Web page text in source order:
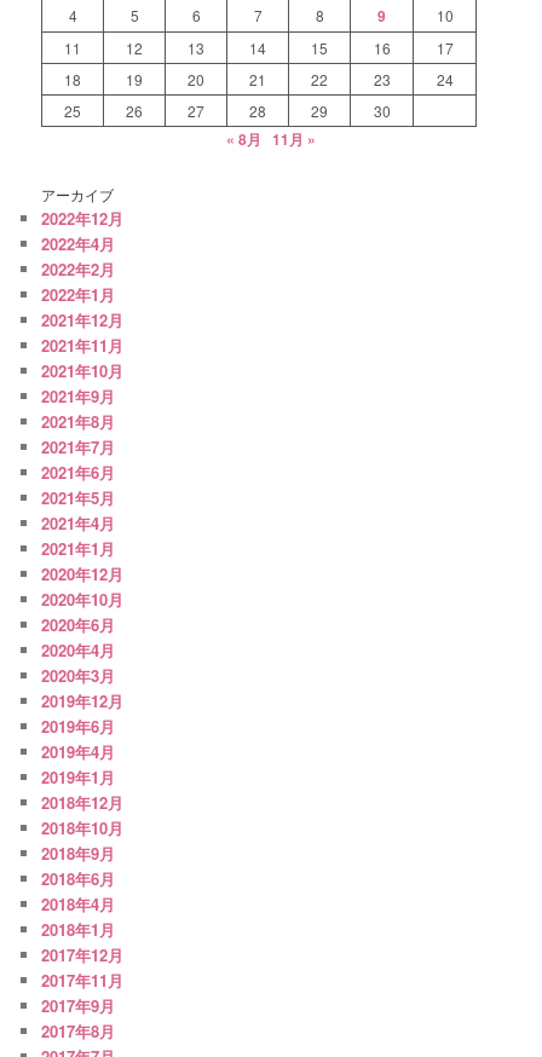
4 5 6 7 8 9
10
11
12 13 14 15 16
17
18
19 20 21 22 23
24
25
26 27 28 29 30
« 8月 11月 »
アーカイブ
2022年12月
2022年4月
2022年2月
2022年1月
2021年12月
2021年11月
2021年10月
2021年9月
2021年8月
2021年7月
2021年6月
2021年5月
2021年4月
2021年1月
2020年12月
2020年10月
2020年6月
2020年4月
2020年3月
2019年12月
2019年6月
2019年4月
2019年1月
2018年12月
2018年10月
2018年9月
2018年6月
2018年4月
2018年1月
2017年12月
2017年11月
2017年9月
2017年8月